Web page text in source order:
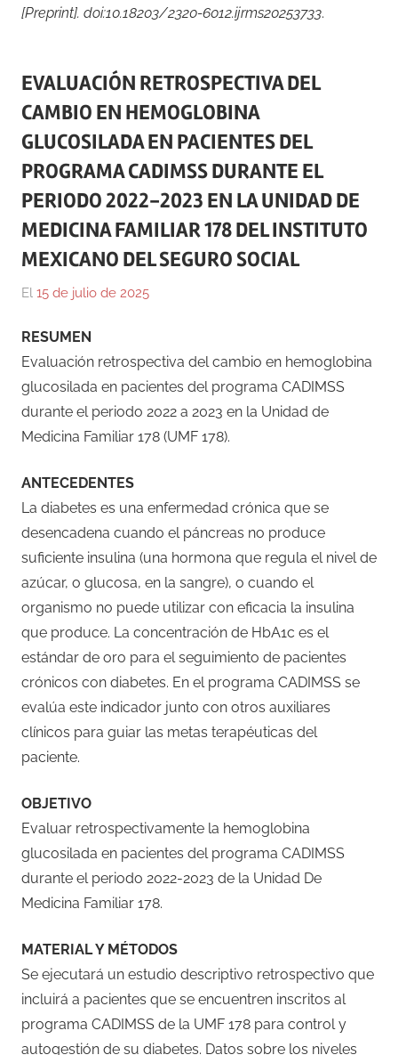
[Preprint]. doi:10.18203/2320-6012.ijrms20253733.
EVALUACIÓN RETROSPECTIVA DEL
CAMBIO EN HEMOGLOBINA
GLUCOSILADA EN PACIENTES DEL
PROGRAMA CADIMSS DURANTE EL
PERIODO 2022-2023 EN LA UNIDAD DE
MEDICINA FAMILIAR 178 DEL INSTITUTO
MEXICANO DEL SEGURO SOCIAL
El 15 de julio de 2025
Medicina
RESUMEN
Evaluación retrospectiva del cambio en hemoglobina
glucosilada en pacientes del programa CADIMSS
durante el periodo 2022 a 2023 en la Unidad de
Medicina Familiar 178 (UMF 178).
ANTECEDENTES
La diabetes es una enfermedad crónica que se
desencadena cuando el páncreas no produce
suficiente insulina (una hormona que regula el nivel de
azúcar, o glucosa, en la sangre), o cuando el
organismo no puede utilizar con eficacia la insulina
que produce. La concentración de HbA1c es el
estándar de oro para el seguimiento de pacientes
crónicos con diabetes. En el programa CADIMSS se
evalúa este indicador junto con otros auxiliares
clínicos para guiar las metas terapéuticas del
paciente.
OBJETIVO
Evaluar retrospectivamente la hemoglobina
glucosilada en pacientes del programa CADIMSS
durante el periodo 2022-2023 de la Unidad De
Medicina Familiar 178.
MATERIAL Y MÉTODOS
Se ejecutará un estudio descriptivo retrospectivo que
incluirá a pacientes que se encuentren inscritos al
programa CADIMSS de la UMF 178 para control y
autogestión de su diabetes. Datos sobre los niveles